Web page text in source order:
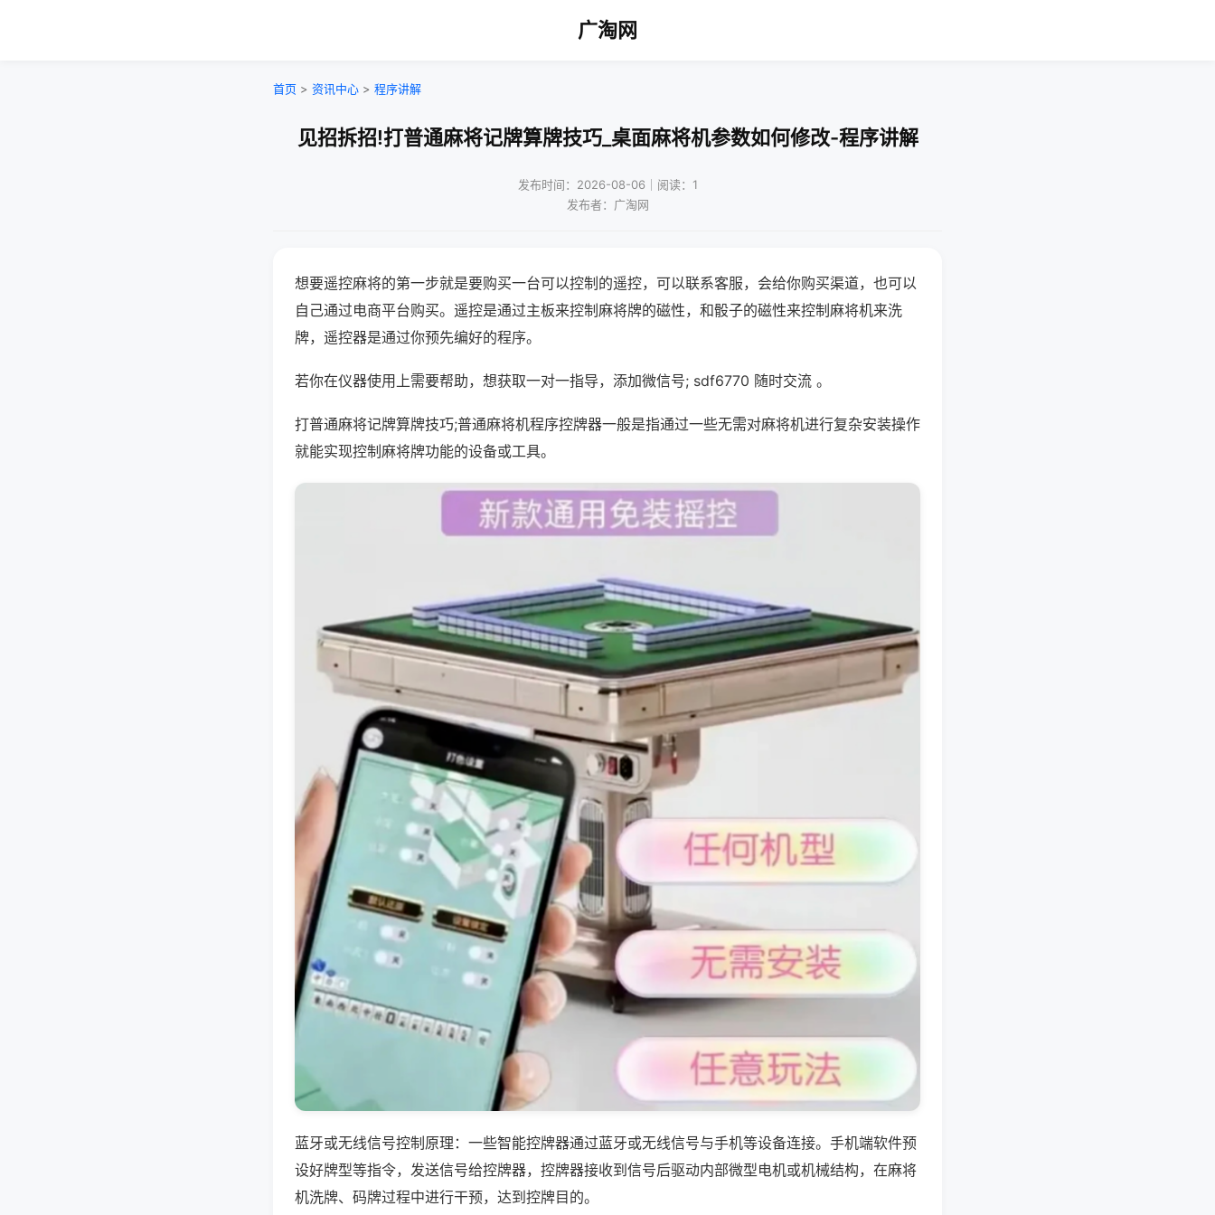
广淘网
首页 > 资讯中心 > 程序讲解
见招拆招!打普通麻将记牌算牌技巧_桌面麻将机参数如何修改-程序讲解
发布时间：2026-08-06｜阅读：1
发布者：广淘网
想要遥控麻将的第一步就是要购买一台可以控制的遥控，可以联系客服，会给你购买渠道，也可以
自己通过电商平台购买。遥控是通过主板来控制麻将牌的磁性，和骰子的磁性来控制麻将机来洗
牌，遥控器是通过你预先编好的程序。
若你在仪器使用上需要帮助，想获取一对一指导，添加微信号; sdf6770 随时交流 。
打普通麻将记牌算牌技巧;普通麻将机程序控牌器一般是指通过一些无需对麻将机进行复杂安装操作
就能实现控制麻将牌功能的设备或工具。
蓝牙或无线信号控制原理：一些智能控牌器通过蓝牙或无线信号与手机等设备连接。手机端软件预
设好牌型等指令，发送信号给控牌器，控牌器接收到信号后驱动内部微型电机或机械结构，在麻将
机洗牌、码牌过程中进行干预，达到控牌目的。